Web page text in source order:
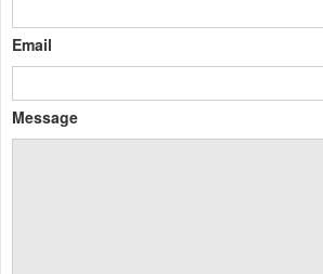
Email
Message